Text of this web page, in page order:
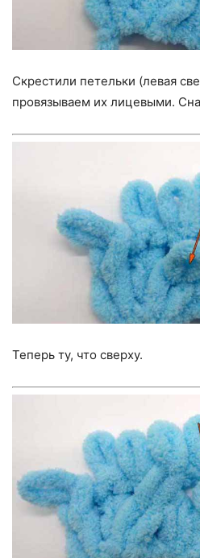
Скрестили петельки (левая
провязываем их лицевыми.
Теперь ту, что сверху.